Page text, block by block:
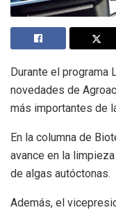
Durante el programa
novedades de
más importantes de
En la columna de
avance en la
de algas autóctonas.
Además, el